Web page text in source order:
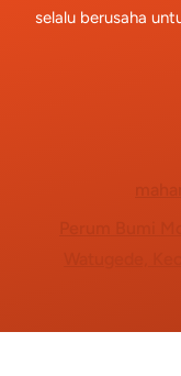
selalu berusaha